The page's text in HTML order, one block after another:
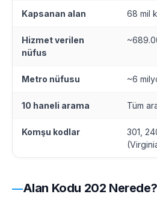
Kapsanan alan 68 mil
Hizmet verilen
nüfus
Metro nüfusu ~6
10 haneli arama Tüm
Komşu kodlar
301,
Alan Kodu 202 Nerede?